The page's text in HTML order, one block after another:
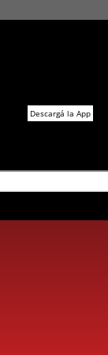
Descargá la App